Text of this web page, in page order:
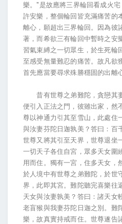
樂。"是故應將三界輪回看成火
許安樂，整個輪回皆充滿痛苦的
離心，願超出三界輪回。因為彼
著，而希欲三有輪回中暫時之安
習氣束縛之一切眾生，於生死輪
至感受無量難忍的痛苦。故凡欲
首先應當要尋求殊勝穩固的出離
昔有世尊之弟難陀，貪戀其
便引入正法之門，彼雖出家，然
尊以神通力引其至雪山，此處住
與汝妻芬陀日迦孰美？答曰：百
世尊又將其引至天界，世尊退坐
一切天子各住自宮，眾多天女圍
用而住。獨有一宮，住多天女，
於人境中有世尊之弟難陀，於世
界，此即其宮。難陀聽完喜樂往
天女與汝妻孰美？答曰：諸天女
老盲猴與我妻芬陀日迦之別。難
樂，故真實持戒而住。世尊遂告